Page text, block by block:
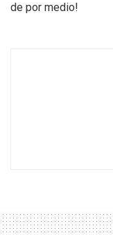
de por medio!